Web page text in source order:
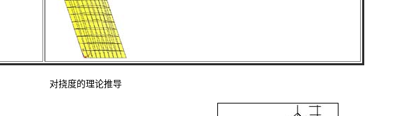
对挠度的理论推导